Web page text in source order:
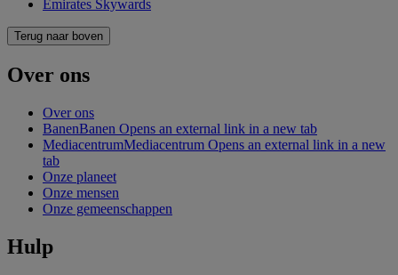
Emirates Skywards
Terug naar boven
Over ons
Over ons
BanenBanen Opens an external link in a new tab
MediacentrumMediacentrum Opens an external link in a new
tab
Onze planeet
Onze mensen
Onze gemeenschappen
Hulp